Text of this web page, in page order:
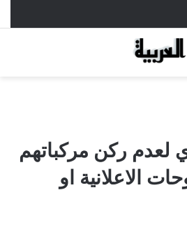
لعدم ركن مركباتهم
الاعلانية او